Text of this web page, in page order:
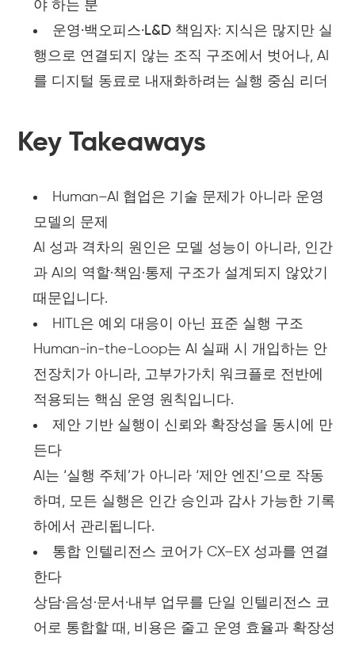
야 하는 분
운영·백오피스·L&D 책임자: 지식은 많지만 실
행으로 연결되지 않는 조직 구조에서 벗어나, AI
를 디지털 동료로 내재화하려는 실행 중심 리더
Key Takeaways
Human–AI 협업은 기술 문제가 아니라 운영
모델의 문제
AI 성과 격차의 원인은 모델 성능이 아니라, 인간
과 AI의 역할·책임·통제 구조가 설계되지 않았기
때문입니다.
HITL은 예외 대응이 아닌 표준 실행 구조
Human-in-the-Loop는 AI 실패 시 개입하는 안
전장치가 아니라, 고부가가치 워크플로 전반에
적용되는 핵심 운영 원칙입니다.
제안 기반 실행이 신뢰와 확장성을 동시에 만
든다
AI는 ‘실행 주체’가 아니라 ‘제안 엔진’으로 작동
하며, 모든 실행은 인간 승인과 감사 가능한 기록
하에서 관리됩니다.
통합 인텔리전스 코어가 CX–EX 성과를 연결
한다
상담·음성·문서·내부 업무를 단일 인텔리전스 코
어로 통합할 때, 비용은 줄고 운영 효율과 확장성